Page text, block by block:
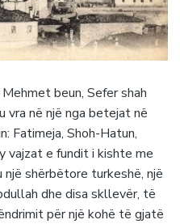
beun, Sefer shah
vra në një nga betejat në
Fatimeja, Shoh-Hatun,
vajzat e fundit i kishte me
shërbëtore turkeshë, një
dhe disa skllevër, të
për një kohë të gjatë